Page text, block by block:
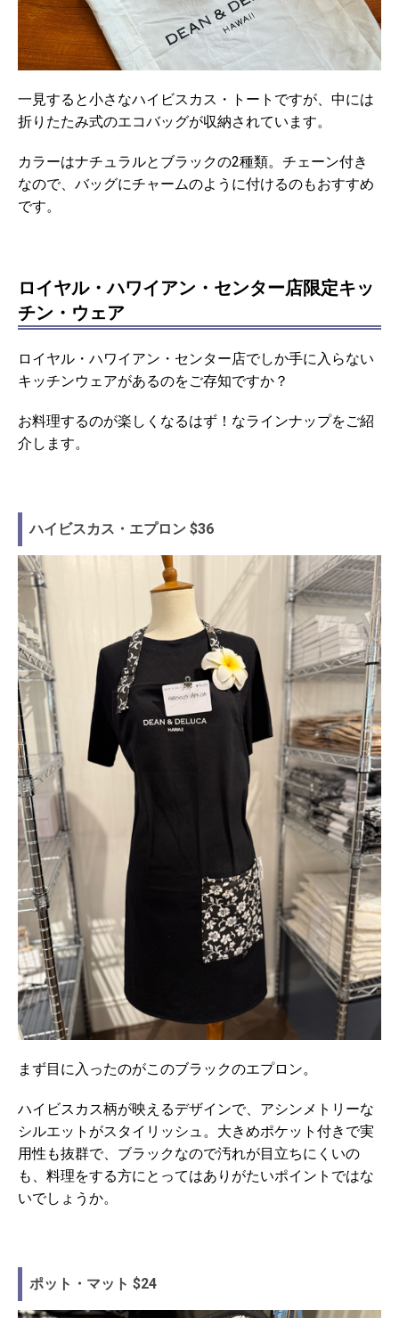
一見すると小さなハイビスカス・トートですが、中には
折りたたみ式のエコバッグが収納されています。
カラーはナチュラルとブラックの2種類。チェーン付き
なので、バッグにチャームのように付けるのもおすすめ
です。
ロイヤル・ハワイアン・センター店限定キッ
チン・ウェア
ロイヤル・ハワイアン・センター店でしか手に入らない
キッチンウェアがあるのをご存知ですか？
お料理するのが楽しくなるはず！なラインナップをご紹
介します。
ハイビスカス・エプロン $36
まず目に入ったのがこのブラックのエプロン。
ハイビスカス柄が映えるデザインで、アシンメトリーな
シルエットがスタイリッシュ。大きめポケット付きで実
用性も抜群で、ブラックなので汚れが目立ちにくいの
も、料理をする方にとってはありがたいポイントではな
いでしょうか。
ポット・マット $24